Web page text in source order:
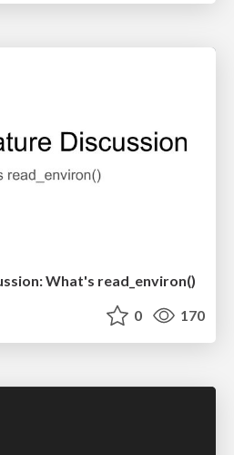
What's read_environ()
0 170